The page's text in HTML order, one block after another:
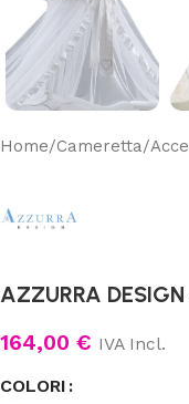
Home/Cameretta/
AZZURRA
164,00 € IVA Incl.
COLORI